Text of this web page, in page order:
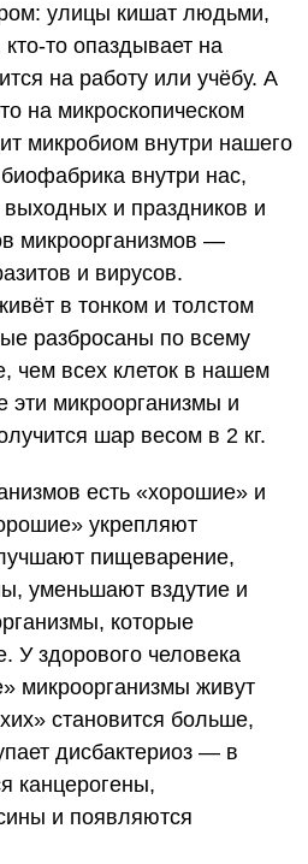
улицы кишат людьми,
то опаздывает на
на работу или учёбу. А
на микроскопическом
микробиом внутри нашего
внутри нас,
выходных и праздников и
микроорганизмов —
и вирусов.
в тонком и толстом
разбросаны по всему
чем всех клеток в нашем
эти микроорганизмы и
шар весом в 2 кг.
есть «хорошие» и
укрепляют
пищеварение,
уменьшают вздутие и
которые
У здорового человека
микроорганизмы живут
становится больше,
дисбактериоз — в
канцерогены,
и появляются